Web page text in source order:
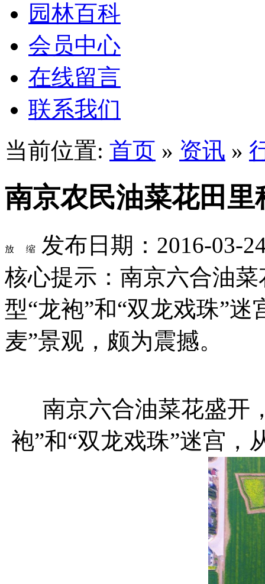
园林百科
会员中心
在线留言
联系我们
当前位置: 首页 » 资讯 »
南京农民油菜花田里
发布日期：2016-03-
核心提示：南京六合油
型“龙袍”和“双龙戏珠”
麦”景观，颇为震撼。
南京六合油菜花盛开
袍”和“双龙戏珠”迷宫，